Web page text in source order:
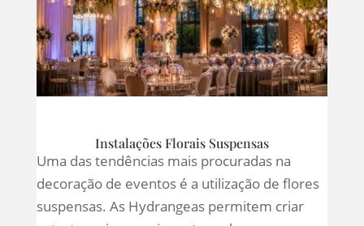
Instalações Florais Suspensas
Uma das tendências mais procuradas na
decoração de eventos é a utilização de flores
suspensas. As Hydrangeas permitem criar